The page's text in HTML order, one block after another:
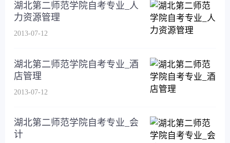
湖北第二师范学院自考专业_人
力资源管理
2013-07-12
湖北第二师范学院自考专业_酒
店管理
2013-07-12
湖北第二师范学院自考专业_会
计